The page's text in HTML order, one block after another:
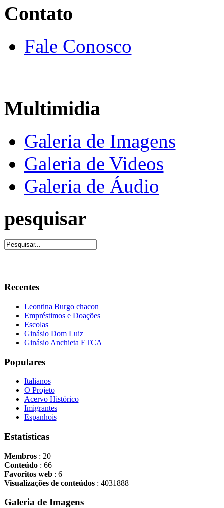
Contato
Fale Conosco
Multimidia
Galeria de Imagens
Galeria de Videos
Galeria de Áudio
pesquisar
Recentes
Leontina Burgo chacon
Empréstimos e Doações
Escolas
Ginásio Dom Luiz
Ginásio Anchieta ETCA
Populares
Italianos
O Projeto
Acervo Histórico
Imigrantes
Espanhois
Estatísticas
Membros: 20
Conteúdo: 66
Favoritos web: 6
Visualizações de conteúdos: 4031888
Galeria de Imagens